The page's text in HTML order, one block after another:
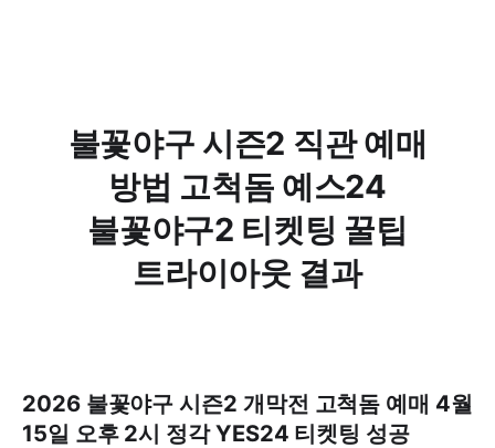
불꽃야구 시즌2 직관 예매
방법 고척돔 예스24
불꽃야구2 티켓팅 꿀팁
트라이아웃 결과
2026 불꽃야구 시즌2 개막전 고척돔 예매 4월
15일 오후 2시 정각 YES24 티켓팅 성공